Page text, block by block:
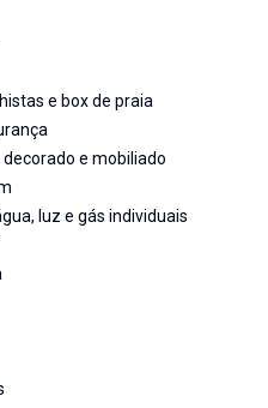
e box de praia
decorado e mobiliado
luz e gás individuais